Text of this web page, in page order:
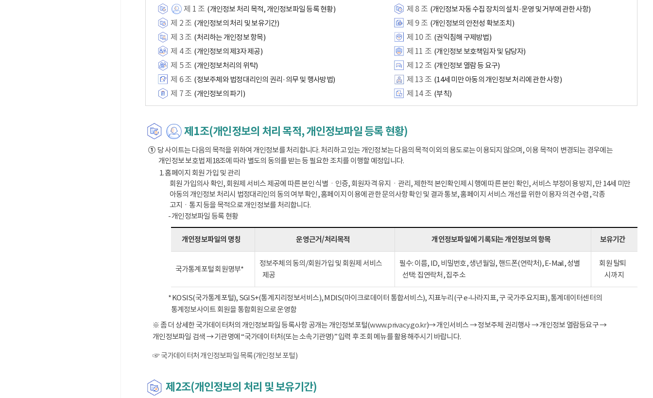
제 1 조 (개인정보 처리 목적, 개인정보파일 등록 현황)
제 2 조 (개인정보의 처리 및 보유기간)
제 3 조 (처리하는 개인정보 항목)
제 4 조 (개인정보의 제3자 제공)
제 5 조 (개인정보처리의 위탁)
제 6 조 (정보주체와 법정대리인의 권리·의무 및 행사방법)
제 7 조 (개인정보의 파기)
제 8 조 (개인정보 자동 수집 장치의 설치·운영 및 거부에 관한 사항)
제 9 조 (개인정보의 안전성 확보조치)
제 10 조 (권익침해 구제방법)
제 11 조 (개인정보 보호책임자 및 담당자)
제 12 조 (개인정보 열람 등 요구)
제 13 조 (14세 미만 아동의 개인정보 처리에 관한 사항)
제 14 조 (부칙)
제1조(개인정보의 처리 목적, 개인정보파일 등록 현황)
①당 사이트는 다음의 목적을 위하여 개인정보를 처리합니다. 처리하고 있는 개인정보는 다음의 목적 이외의 용도로는 이용되지 않으며, 이용 목적이 변경되는 경우에는
개인정보 보호법 제18조에 따라 별도의 동의를 받는 등 필요한 조치를 이행할 예정입니다.
1. 홈페이지 회원 가입 및 관리
회원 가입의사 확인, 회원제 서비스 제공에 따른 본인 식별ㆍ인증, 회원자격 유지ㆍ관리, 제한적 본인확인제 시행에 따른 본인 확인, 서비스 부정이용 방지, 만 14세 미만
아동의 개인정보 처리시 법정대리인의 동의 여부 확인, 홈페이지 이용에 관한 문의사항 확인 및 결과 통보, 홈페이지 서비스 개선을 위한 이용자 의견 수렴, 각종
고지ㆍ통지 등을 목적으로 개인정보를 처리합니다.
- 개인정보파일 등록 현황
개인정보파일의 명칭 운영근거/처리목적 개인정보파일에 기록되는 개인정보의 항목 보유기간
국가통계포털 회원명부*
정보주체의 동의/회원가입 및 회원제 서비스
제공
필수: 이름, ID, 비밀번호, 생년월일, 핸드폰(연락처), E-Mail, 성별
선택: 집연락처, 집주소
회원 탈퇴
시까지
* KOSIS(국가통계포털), SGIS+(통계지리정보서비스), MDIS(마이크로데이터 통합서비스), 지표누리(구 e-나라지표, 구 국가주요지표), 통계데이터센터의
통계정보사이트 회원을 통합회원으로 운영함
※ 좀 더 상세한 국가데이터처의 개인정보파일 등록사항 공개는 개인정보포털(www.privacy.go.kr)→ 개인서비스 → 정보주체 권리행사 → 개인정보 열람등요구 →
개인정보파일 검색 → 기관명에 “국가데이터처(또는 소속기관명)” 입력 후 조회 메뉴를 활용해주시기 바랍니다.
☞ 국가데이터처 개인정보파일 목록(개인정보 포털)
제2조(개인정보의 처리 및 보유기간)